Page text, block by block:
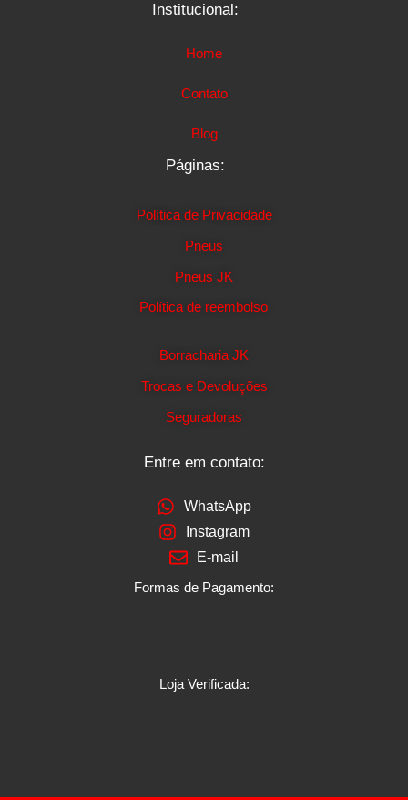
Institucional:
Home
Contato
Blog
Páginas:
Política de Privacidade
Pneus
Pneus JK
Política de reembolso
Borracharia JK
Trocas e Devoluções
Seguradoras
Entre em contato:
WhatsApp
Instagram
E-mail
Formas de Pagamento:
Loja Verificada: